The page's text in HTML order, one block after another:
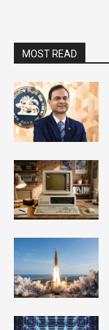
MOST READ